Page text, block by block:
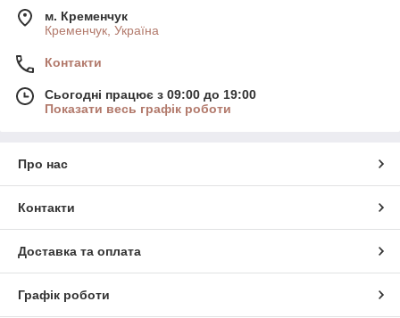
м. Кременчук
Кременчук, Україна
Контакти
Сьогодні працює з 09:00 до 19:00
Показати весь графік роботи
Про нас
Контакти
Доставка та оплата
Графік роботи